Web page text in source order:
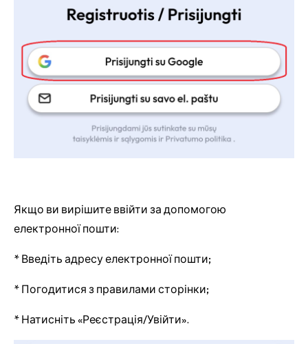
Якщо ви вирішите ввійти за допомогою
електронної пошти:
* Введіть адресу електронної пошти;
* Погодитися з правилами сторінки;
* Натисніть «Реєстрація/Увійти».